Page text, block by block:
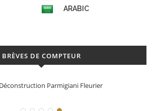
ARABIC
BRÈVES DE COMPTEUR
Parmigiani Fleurier